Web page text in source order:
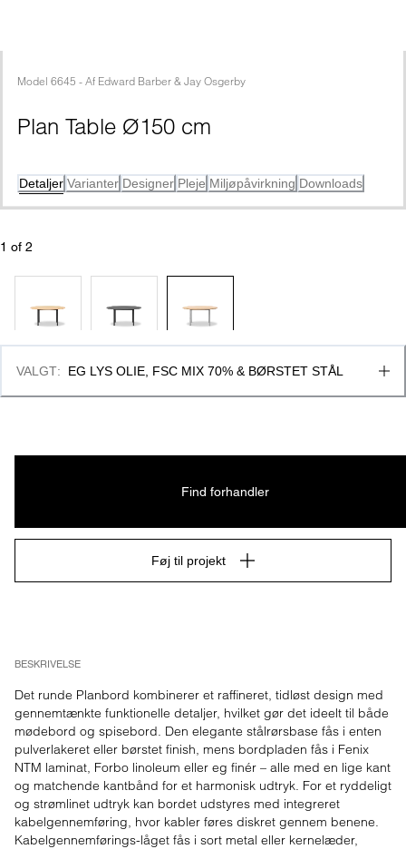
Model 6645 - Af Edward Barber & Jay Osgerby
Plan Table Ø150 cm
Detaljer Varianter Designer Pleje Miljøpåvirkning Downloads
1 of 2
BESKRIVELSE
Det runde Planbord kombinerer et raffineret, tidløst design med
gennemtænkte funktionelle detaljer, hvilket gør det ideelt til både
mødebord og spisebord. Den elegante stålrørsbase fås i enten
pulverlakeret eller børstet finish, mens bordpladen fås i Fenix
NTM laminat, Forbo linoleum eller eg finér – alle med en lige kant
og matchende kantbånd for et harmonisk udtryk. For et ryddeligt
og strømlinet udtryk kan bordet udstyres med integreret
kabelgennemføring, hvor kabler føres diskret gennem benene.
Kabelgennemførings-låget fås i sort metal eller kernelæder,
VALGT: EG LYS OLIE, FSC MIX 70% & BØRSTET STÅL
Find forhandler
Føj til projekt